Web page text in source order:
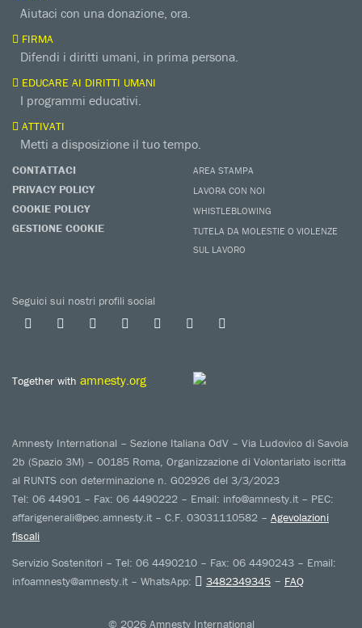
Aiutaci con una donazione, ora.
FIRMA
Difendi i diritti umani, in prima persona.
EDUCARE AI DIRITTI UMANI
I programmi educativi.
ATTIVATI
Metti a disposizione il tuo tempo.
CONTATTACI
PRIVACY POLICY
COOKIE POLICY
GESTIONE COOKIE
AREA STAMPA
LAVORA CON NOI
WHISTLEBLOWING
TUTELA DA MOLESTIE O VIOLENZE
SUL LAVORO
Seguici sui nostri profili social
Together with amnesty.org
Amnesty International – Sezione Italiana OdV – Via Ludovico di Savoia
2b (Spazio 3M) – 00185 Roma, Organizzazione di Volontariato iscritta
al RUNTS con determinazione n. G02926 del 3/3/2023
Tel: 06 44901 – Fax: 06 4490222 – Email: info@amnesty.it – PEC:
affarigenerali@pec.amnesty.it – C.F. 03031110582 – Agevolazioni
fiscali
Servizio Sostenitori – Tel: 06 4490210 – Fax: 06 4490243 – Email:
infoamnesty@amnesty.it – WhatsApp:
3482349345 – FAQ
© 2026 Amnesty International